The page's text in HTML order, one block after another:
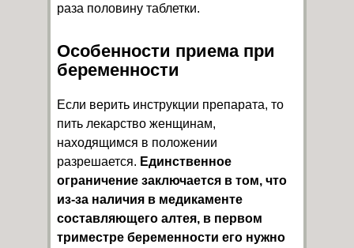
раза половину таблетки.
Особенности приема при
беременности
Если верить инструкции препарата, то
пить лекарство женщинам,
находящимся в положении
разрешается. Единственное
ограничение заключается в том, что
из-за наличия в медикаменте
составляющего алтея, в первом
триместре беременности его нужно